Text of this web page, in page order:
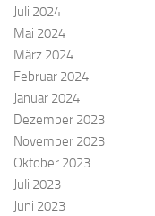
Juli 2024
Mai 2024
März 2024
Februar 2024
Januar 2024
Dezember 2023
November 2023
Oktober 2023
Juli 2023
Juni 2023